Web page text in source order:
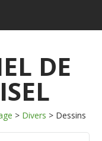
DE
> Divers > Dessins